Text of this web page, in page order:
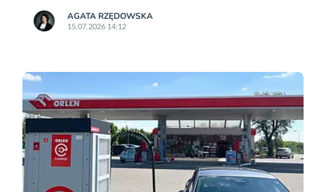
AGATA RZĘDOWSKA
15.07.2026 14:12